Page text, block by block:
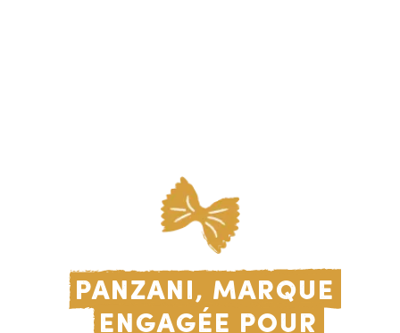
Panzani, marque
engagée pour